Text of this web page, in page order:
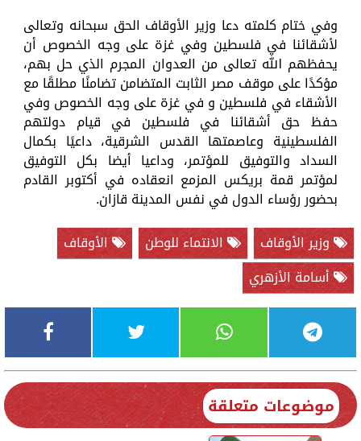
وفي ختام كلمته دعا وزير الأوقاف الحق سبحانه وتعالى
لأشقائنا في فلسطين وفي غزة على وجه الخصوص أن
يحفظهم الله تعالى من العدوان المجرم الذي حل بهم،
مؤكدًا على موقف مصر الثابت المتضامن تضامنًا مطلقًا مع
الأشقاء في فلسطين و في غزة على وجه الخصوص وفي
حفظ حق أشقائنا في فلسطين في قيام دولتهم
الفلسطينية وعاصمتها القدس الشرقية، داعيًا بكمال
السداد والتوفيق للمؤتمر، وداعيا أيضا بكل التوفيق
لمؤتمر قمة بريكس المزمع انعقاده في أكتوبر القادم
بحضور رؤساء الدول في نفس المدينة قازان.
وزير الأوقاف
الانتماء للوطن
الأوقاف
أسامة الأزهري
موضوعات متعلقة